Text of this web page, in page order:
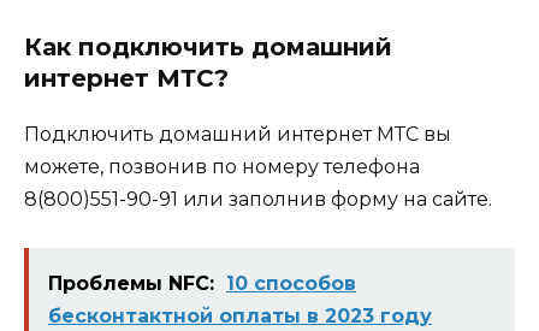
Как подключить домашний
интернет МТС?
Подключить домашний интернет МТС вы
можете, позвонив по номеру телефона
8(800)551-90-91 или заполнив форму на сайте.
Проблемы NFC: 10 способов
бесконтактной оплаты в 2023 году